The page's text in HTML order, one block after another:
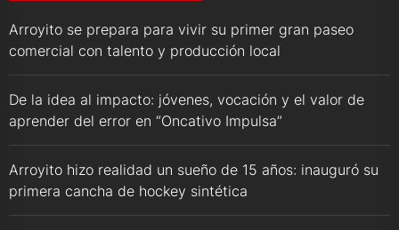
Arroyito se prepara para vivir su primer gran paseo
comercial con talento y producción local
De la idea al impacto: jóvenes, vocación y el valor de
aprender del error en “Oncativo Impulsa”
Arroyito hizo realidad un sueño de 15 años: inauguró su
primera cancha de hockey sintética